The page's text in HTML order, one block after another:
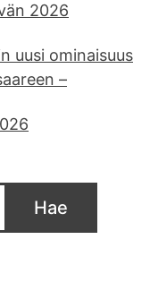
2026
uusi ominaisuus
–
Hae